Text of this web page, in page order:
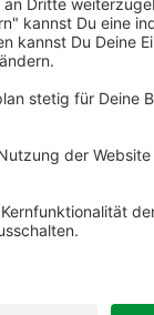
benötigst
Dir gerne